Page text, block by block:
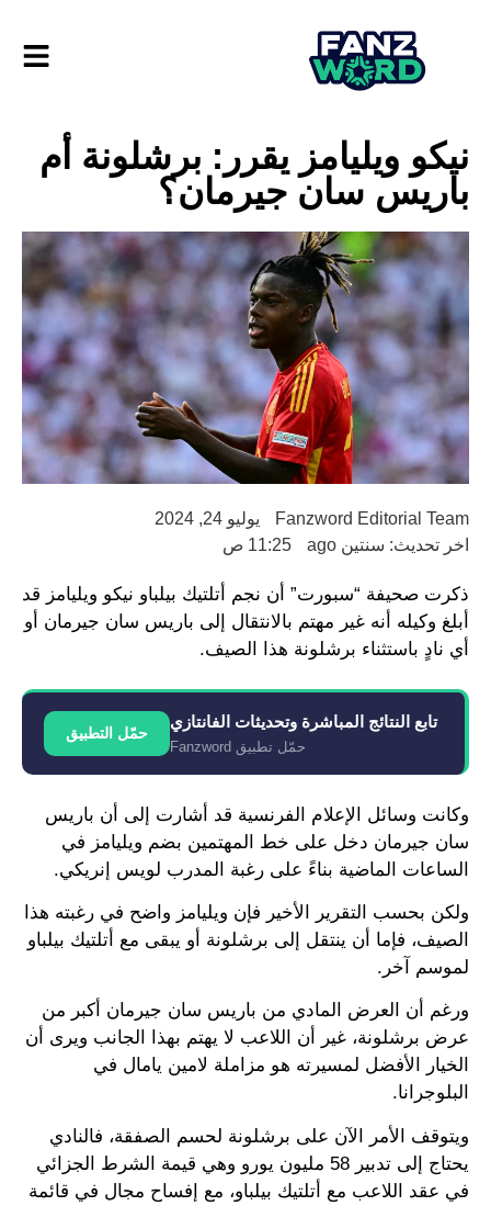
نيكو ويليامز يقرر: برشلونة أم
باريس سان جيرمان؟
Fanzword Editorial Team
يوليو 24, 2024
اخر تحديث: سنتين ago
11:25 ص
ذكرت صحيفة “سبورت” أن نجم أتلتيك بيلباو نيكو ويليامز قد
أبلغ وكيله أنه غير مهتم بالانتقال إلى باريس سان جيرمان أو
أي نادٍ باستثناء برشلونة هذا الصيف.
تابع النتائج المباشرة وتحديثات الفانتازي
حمّل تطبيق Fanzword
حمّل التطبيق
وكانت وسائل الإعلام الفرنسية قد أشارت إلى أن باريس
سان جيرمان دخل على خط المهتمين بضم ويليامز في
الساعات الماضية بناءً على رغبة المدرب لويس إنريكي.
ولكن بحسب التقرير الأخير فإن ويليامز واضح في رغبته هذا
الصيف، فإما أن ينتقل إلى برشلونة أو يبقى مع أتلتيك بيلباو
لموسم آخر.
ورغم أن العرض المادي من باريس سان جيرمان أكبر من
عرض برشلونة، غير أن اللاعب لا يهتم بهذا الجانب ويرى أن
الخيار الأفضل لمسيرته هو مزاملة لامين يامال في
البلوجرانا.
ويتوقف الأمر الآن على برشلونة لحسم الصفقة، فالنادي
يحتاج إلى تدبير 58 مليون يورو وهي قيمة الشرط الجزائي
في عقد اللاعب مع أتلتيك بيلباو، مع إفساح مجال في قائمة